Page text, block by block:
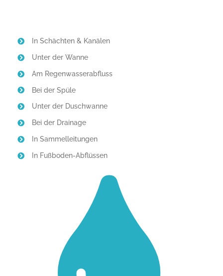
In Schächten & Kanälen
Unter der Wanne
Am Regenwasserabfluss
Bei der Spüle
Unter der Duschwanne
Bei der Drainage
In Sammelleitungen
In Fußboden-Abflüssen